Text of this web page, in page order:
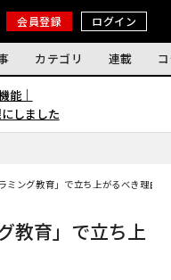
会員登録 ログイン
カテゴリ 連載
能｜
しました
ミング教育」で立ち上がるべき理由
教育」で立ち上